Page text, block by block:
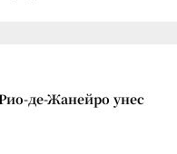
де-Жанейро унес